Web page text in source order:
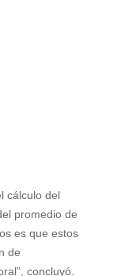
cálculo del
promedio de
es que estos
de
concluyó.